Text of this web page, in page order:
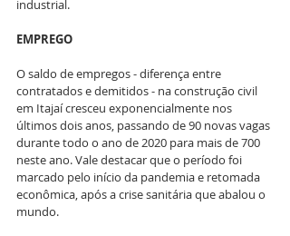
industrial.
EMPREGO
O saldo de empregos - diferença entre
contratados e demitidos - na construção civil
em Itajaí cresceu exponencialmente nos
últimos dois anos, passando de 90 novas vagas
durante todo o ano de 2020 para mais de 700
neste ano. Vale destacar que o período foi
marcado pelo início da pandemia e retomada
econômica, após a crise sanitária que abalou o
mundo.